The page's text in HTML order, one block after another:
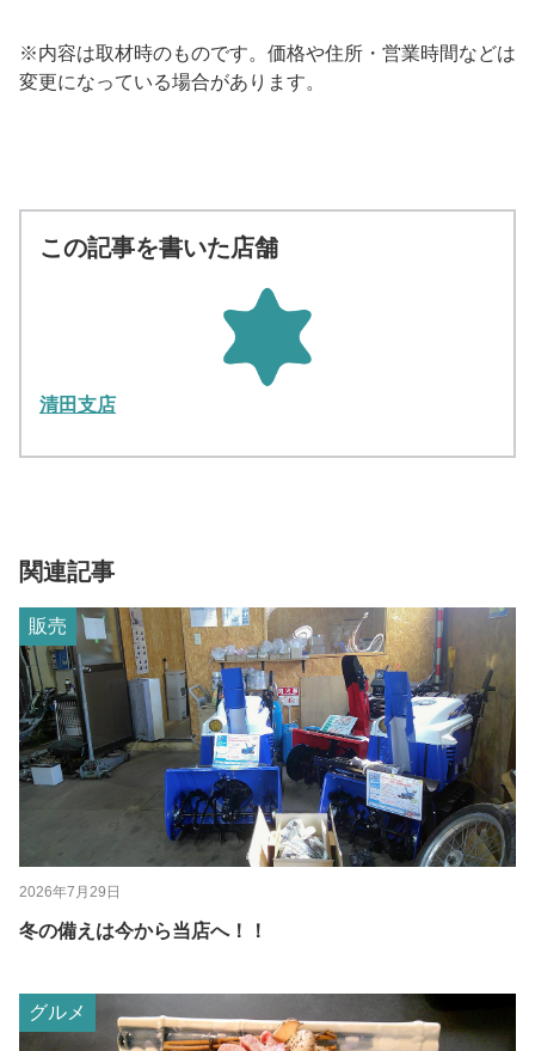
※内容は取材時のものです。価格や住所・営業時間などは
変更になっている場合があります。
この記事を書いた店舗
清田支店
関連記事
販売
2026年7月29日
冬の備えは今から当店へ！！
グルメ